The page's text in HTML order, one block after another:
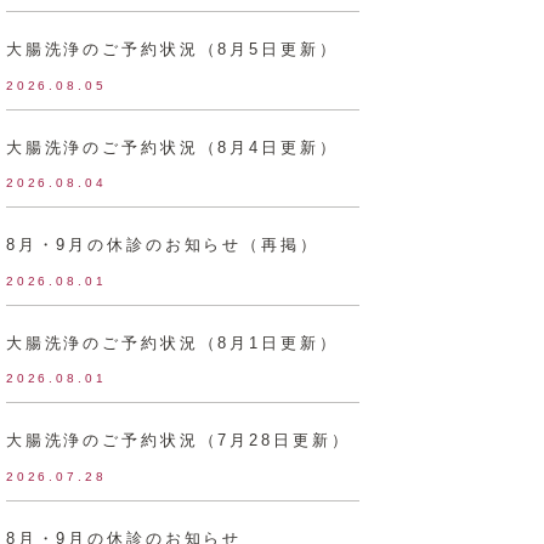
大腸洗浄のご予約状況（8月5日更新）
2026.08.05
大腸洗浄のご予約状況（8月4日更新）
2026.08.04
8月・9月の休診のお知らせ（再掲）
2026.08.01
大腸洗浄のご予約状況（8月1日更新）
2026.08.01
大腸洗浄のご予約状況（7月28日更新）
2026.07.28
8月・9月の休診のお知らせ